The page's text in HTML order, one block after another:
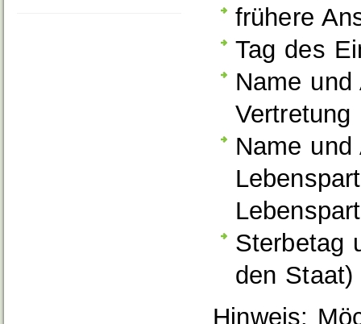
frühere
Tag des
Name
Vertretung
Name
Sterbetag
den Staat)
Hinweis: